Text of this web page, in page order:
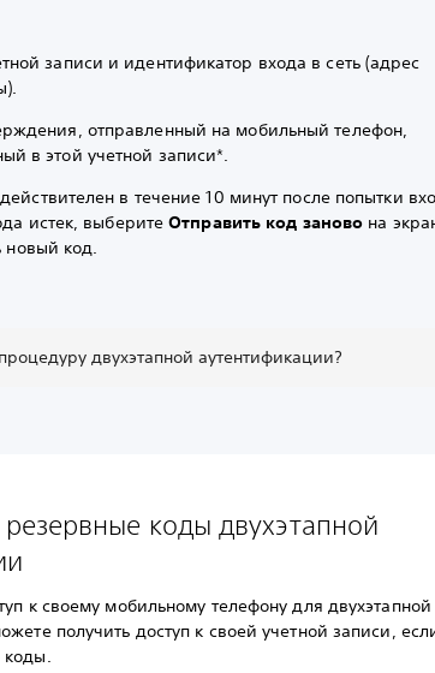
записи и идентификатор входа в сеть (адрес
отправленный на мобильный телефон,
в этой учетной записи*.
в течение 10 минут после попытки
истек, выберитеОтправить код заново на
новый код.
двухэтапной аутентификации?
коды двухэтапной
к своему мобильному телефону для двухэтапной
получить доступ к своей учетной записи,
коды.